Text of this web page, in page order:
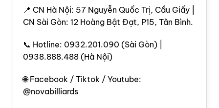
📍 CN Hà Nội: 57 Nguyễn Quốc Trị, Cầu Giấy |
CN Sài Gòn: 12 Hoàng Bật Đạt, P15, Tân Bình.
📞 Hotline: 0932.201.090 (Sài Gòn) |
0938.888.488 (Hà Nội)
🌐 Facebook / Tiktok / Youtube:
@novabilliards